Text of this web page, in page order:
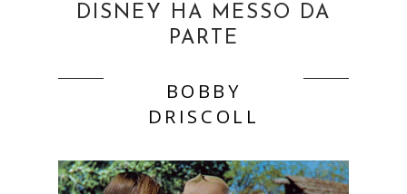
DISNEY HA MESSO DA
PARTE
BOBBY
DRISCOLL